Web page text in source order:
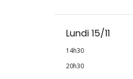
Lundi 15/11
14h30
20h30